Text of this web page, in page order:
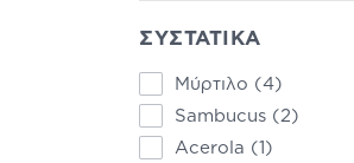
ΣΥΣΤΑΤΙΚΑ
Μύρτιλο (4)
Sambucus (2)
Acerola (1)